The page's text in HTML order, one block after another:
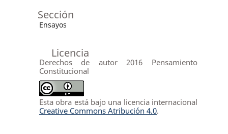
Sección
Ensayos
Licencia
Derechos de autor 2016 Pensamiento
Constitucional
Esta obra está bajo una licencia internacional
Creative Commons Atribución 4.0.